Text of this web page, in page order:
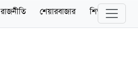
রাজনীতি শেয়ারবাজার শিক্ষা